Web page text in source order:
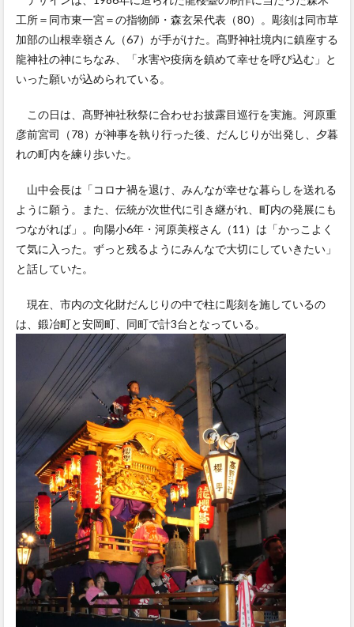
工所＝同市東一宮＝の指物師・森玄呆代表（80）。彫刻は同市草
加部の山根幸嶺さん（67）が手がけた。髙野神社境内に鎮座する
龍神社の神にちなみ、「水害や疫病を鎮めて幸せを呼び込む」と
いった願いが込められている。
この日は、髙野神社秋祭に合わせお披露目巡行を実施。河原重
彦前宮司（78）が神事を執り行った後、だんじりが出発し、夕暮
れの町内を練り歩いた。
山中会長は「コロナ禍を退け、みんなが幸せな暮らしを送れる
ように願う。また、伝統が次世代に引き継がれ、町内の発展にも
つながれば」。向陽小6年・河原美桜さん（11）は「かっこよく
て気に入った。ずっと残るようにみんなで大切にしていきたい」
と話していた。
現在、市内の文化財だんじりの中で柱に彫刻を施しているの
は、鍛冶町と安岡町、同町で計3台となっている。